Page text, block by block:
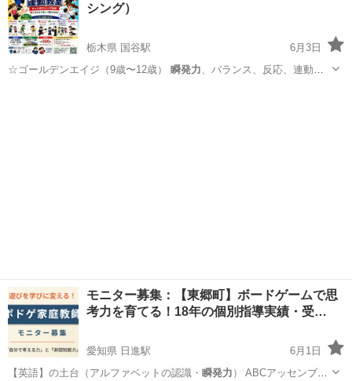
シング）
栃木県 国谷駅
6月3日
☆ゴールデンエイジ（9歳〜12歳） 瞬発力 、バランス、反応、連動性
モニター募集：【東郷町】ボードゲームで思
考力を育てる！18年の個別指導実績・受…
愛知県 日進駅
6月1日
【英語】の土台（アルファベットの認識・ 瞬発力 ） ABCアッセンブ